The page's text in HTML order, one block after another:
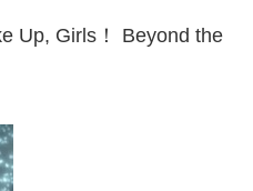
Up, Girls！ Beyond the